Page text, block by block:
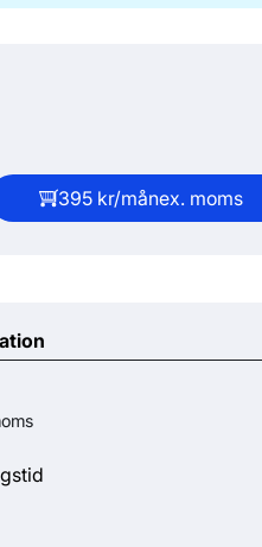
395 kr/månex. moms